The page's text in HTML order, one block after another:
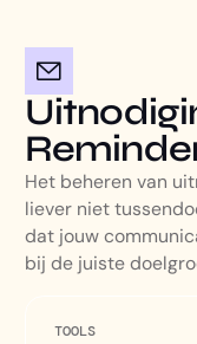
Het beheren van
liever niet
dat jouw
bij de juiste
TOOLS